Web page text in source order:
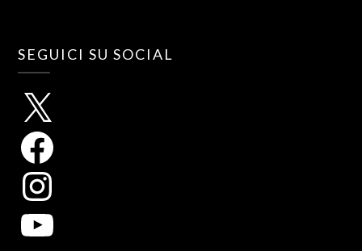
SEGUICI SU SOCIAL